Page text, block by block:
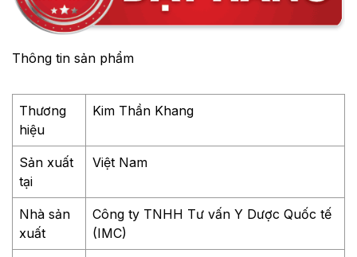
Thông tin sản phẩm
Thương
hiệu
Kim Thần Khang
Sản xuất
tại
Việt Nam
Nhà sản
xuất
Công ty TNHH Tư vấn Y Dược Quốc tế
(IMC)